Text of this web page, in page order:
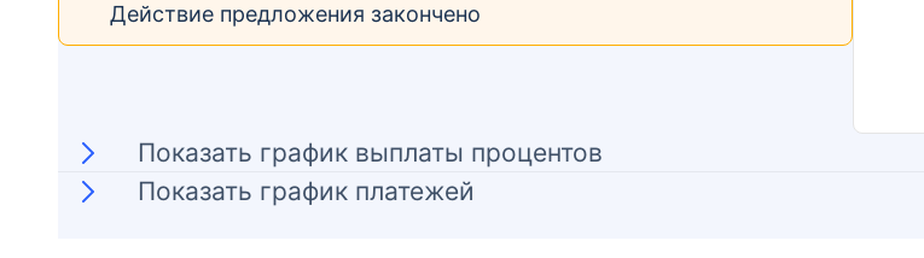
Действие предложения закончено
Показать график выплаты процентов
Показать график платежей